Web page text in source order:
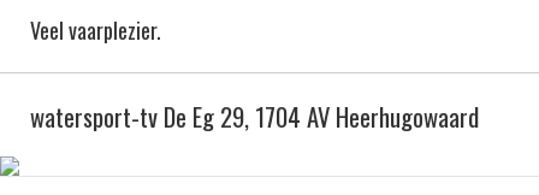
Veel vaarplezier.
watersport-tv De Eg 29, 1704 AV Heerhugowaard